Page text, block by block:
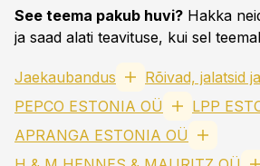
See teema pakub huvi? Hakka
ja saad alati teavituse, kui sel
Jaekaubandus
Rõivad, jalatsid
PEPCO ESTONIA OÜ
LPP
APRANGA ESTONIA OÜ